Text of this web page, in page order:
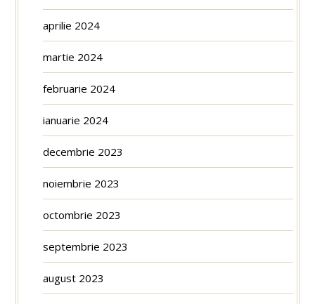
aprilie 2024
martie 2024
februarie 2024
ianuarie 2024
decembrie 2023
noiembrie 2023
octombrie 2023
septembrie 2023
august 2023